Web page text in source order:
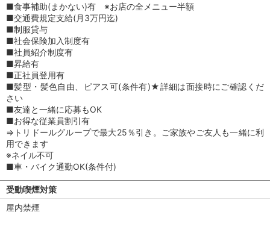
■食事補助(まかない)有 ※お店の全メニュー半額
■交通費規定支給(月3万円迄)
■制服貸与
■社会保険加入制度有
■社員紹介制度有
■昇給有
■正社員登用有
■髪型・髪色自由、ピアス可(条件有)★詳細は面接時にご確認くだ
さい
■友達と一緒に応募もOK
■お得な従業員割引有
⇒トリドールグループで最大25％引き。ご家族やご友人も一緒に利
用できます
※ネイル不可
■車・バイク通勤OK(条件付)
受動喫煙対策
屋内禁煙